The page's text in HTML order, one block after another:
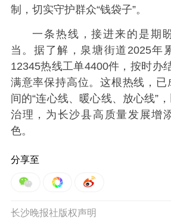
制，切实守护群众“钱袋子”。
一条热线，接进来的是期
当。据了解，泉塘街道2025年
12345热线工单4400件，按时办
满意率保持高位。这根热线，已
间的“连心线、暖心线、放心线”
治理，为长沙县高质量发展增
色。
分享至
长沙晚报社版权声明